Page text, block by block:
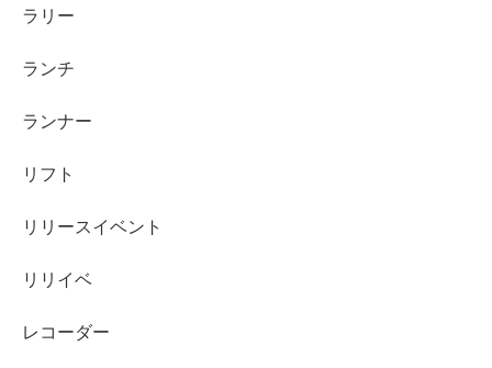
ラリー
ランチ
ランナー
リフト
リリースイベント
リリイベ
レコーダー